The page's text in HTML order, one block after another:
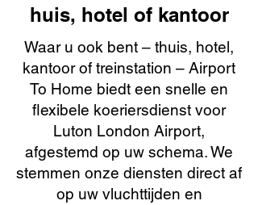
huis, hotel of kantoor
Waar u ook bent – thuis, hotel,
kantoor of treinstation – Airport
To Home biedt een snelle en
flexibele koeriersdienst voor
Luton London Airport,
afgestemd op uw schema. We
stemmen onze diensten direct af
op uw vluchttijden en